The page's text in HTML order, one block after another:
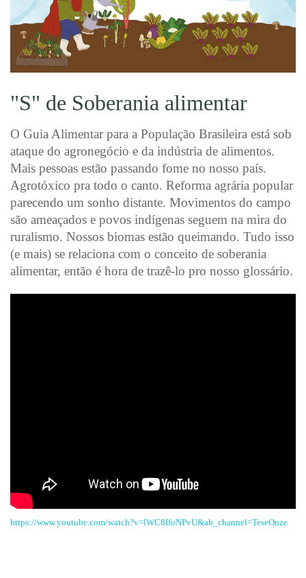
"S" de Soberania alimentar
O Guia Alimentar para a População Brasileira está sob
ataque do agronegócio e da indústria de alimentos.
Mais pessoas estão passando fome no nosso país.
Agrotóxico pra todo o canto. Reforma agrária popular
parecendo um sonho distante. Movimentos do campo
são ameaçados e povos indígenas seguem na mira do
ruralismo. Nossos biomas estão queimando. Tudo isso
(e mais) se relaciona com o conceito de soberania
alimentar, então é hora de trazê-lo pro nosso glossário.
https://www.youtube.com/watch?v=lWC8IfoNPvU&ab_channel=TeseOnze